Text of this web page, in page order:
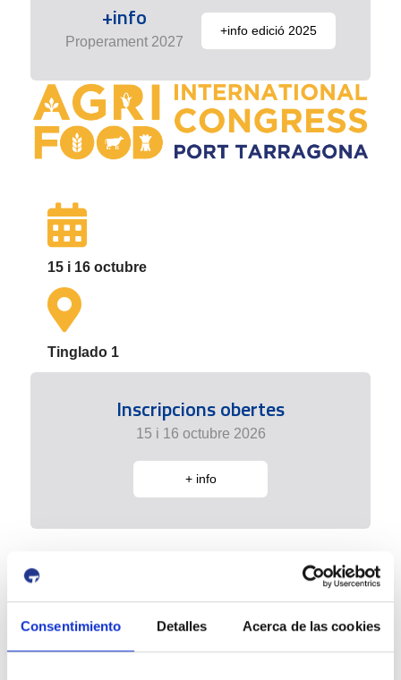
Consentimiento Detalles Acerca de las cookies
+info
Properament 2027
+info edició 2025
15 i 16 octubre
Tinglado 1
Inscripcions obertes
15 i 16 octubre 2026
+ info